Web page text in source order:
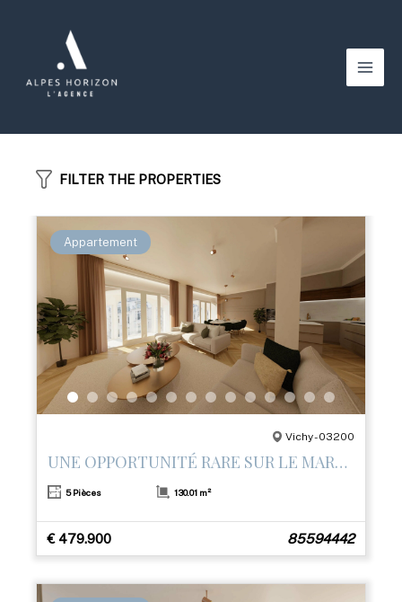
Main
FILTER THE PROPERTIES
Appartement
Vichy - 03200
UNE OPPORTUNITÉ RARE SUR LE MARCHÉ
5 Pièces 130.01 m²
€ 479.900 85594442